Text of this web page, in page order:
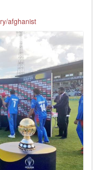
afghanist